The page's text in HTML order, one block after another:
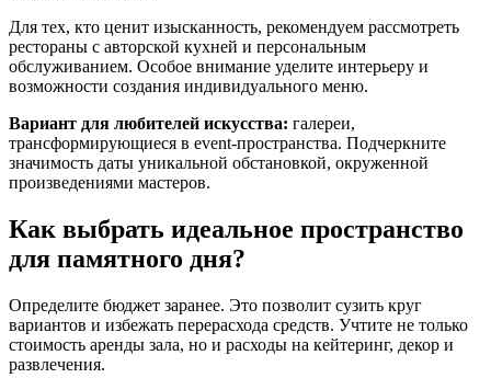
Для тех, кто ценит изысканность, рекомендуем рассмотреть
рестораны с авторской кухней и персональным
обслуживанием. Особое внимание уделите интерьеру и
возможности создания индивидуального меню.
Вариант для любителей искусства: галереи,
трансформирующиеся в event-пространства. Подчеркните
значимость даты уникальной обстановкой, окруженной
произведениями мастеров.
Как выбрать идеальное пространство
для памятного дня?
Определите бюджет заранее. Это позволит сузить круг
вариантов и избежать перерасхода средств. Учтите не только
стоимость аренды зала, но и расходы на кейтеринг, декор и
развлечения.